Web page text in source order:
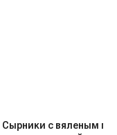
Сырники с вяленым